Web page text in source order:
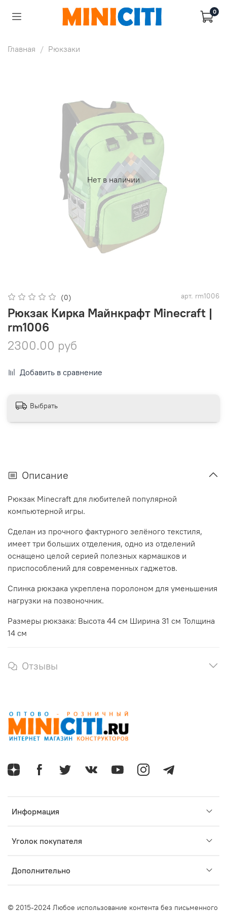
0
Главная Рюкзаки
Нет в наличии
(0) арт. rm1006
Рюкзак Кирка Майнкрафт Minecraft |
rm1006
2300.00 руб
Добавить в сравнение
Выбрать
Описание
Рюкзак Minecraft для любителей популярной
компьютерной игры.
Сделан из прочного фактурного зелёного текстиля,
имеет три больших отделения, одно из отделений
оснащено целой серией полезных кармашков и
приспособлений для современных гаджетов.
Спинка рюкзака укреплена поролоном для уменьшения
нагрузки на позвоночник.
Размеры рюкзака: Высота 44 см Ширина 31 см Толщина
14 см
Отзывы
Информация
Уголок покупателя
Дополнительно
© 2015-2024 Любое использование контента без письменного